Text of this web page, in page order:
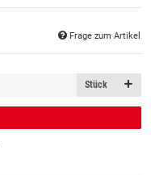
Frage zum Artikel
Stück